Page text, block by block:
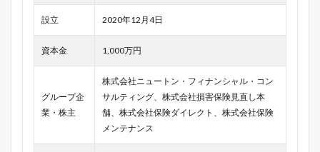
設立 2020年12月4日
資本金 1,000万円
グループ企
業・株主
株式会社ニュートン・フィナンシャル・コン
サルティング、株式会社損害保険見直し本
舗、株式会社保険ダイレクト、株式会社保険
メンテナンス